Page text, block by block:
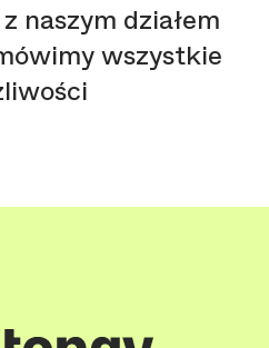
naszym działem
wszystkie